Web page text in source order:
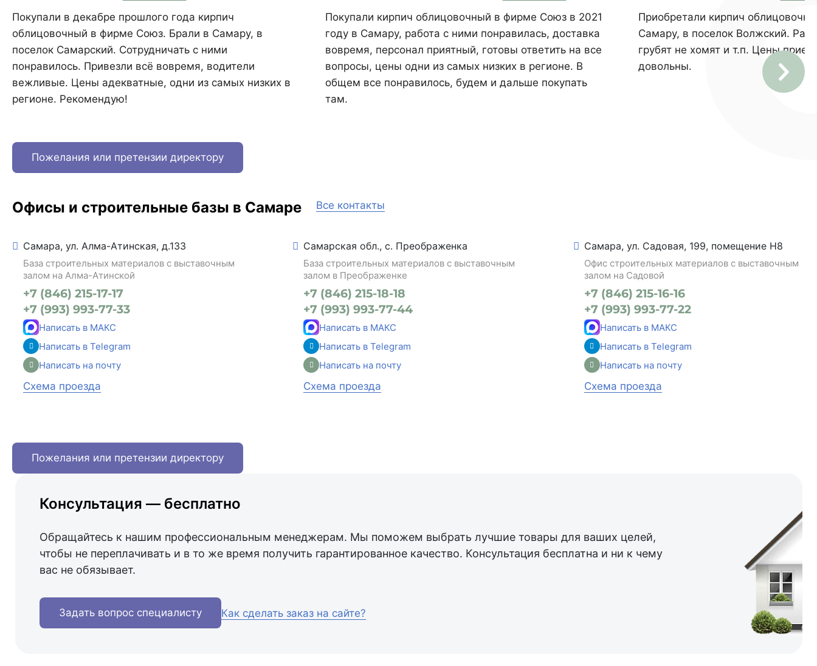
Покупали в декабре прошлого года кирпич
облицовочный в фирме Союз. Брали в Самару, в
поселок Самарский. Сотрудничать с ними
понравилось. Привезли всё вовремя, водители
вежливые. Цены адекватные, одни из самых низких в
регионе. Рекомендую!
Покупали кирпич облицовочный в фирме Союз в 2021
году в Самару, работа с ними понравилась, доставка
вовремя, персонал приятный, готовы ответить на все
вопросы, цены одни из самых низких в регионе. В
общем все понравилось, будем и дальше покупать
там.
Приобретали кирпич
Самару, в поселок Волжский.
грубят не хомят и т.п. Цены
довольны.
Пожелания или претензии директору
Офисы и строительные базы в Самаре Все контакты
Самара, ул. Алма-Атинская, д.133
База строительных материалов с выставочным
залом на Алма-Атинской
+7 (846) 215-17-17
+7 (993) 993-77-33
Написать в МАКС
Написать в Telegram
Написать на почту
Схема проезда
Самарская обл., с. Преображенка
База строительных материалов с выставочным
залом в Преображенке
+7 (846) 215-18-18
+7 (993) 993-77-44
Написать в МАКС
Написать в Telegram
Написать на почту
Схема проезда
Самара, ул. Садовая, 199, помещение Н8
Офис строительных материалов с выставочным
залом на Садовой
+7 (846) 215-16-16
+7 (993) 993-77-22
Написать в МАКС
Написать в Telegram
Написать на почту
Схема проезда
Пожелания или претензии директору
Консультация — бесплатно
Обращайтесь к нашим профессиональным менеджерам. Мы поможем выбрать лучшие товары для ваших целей,
чтобы не переплачивать и в то же время получить гарантированное качество. Консультация бесплатна и ни к чему
вас не обязывает.
Задать вопрос специалисту Как сделать заказ на сайте?